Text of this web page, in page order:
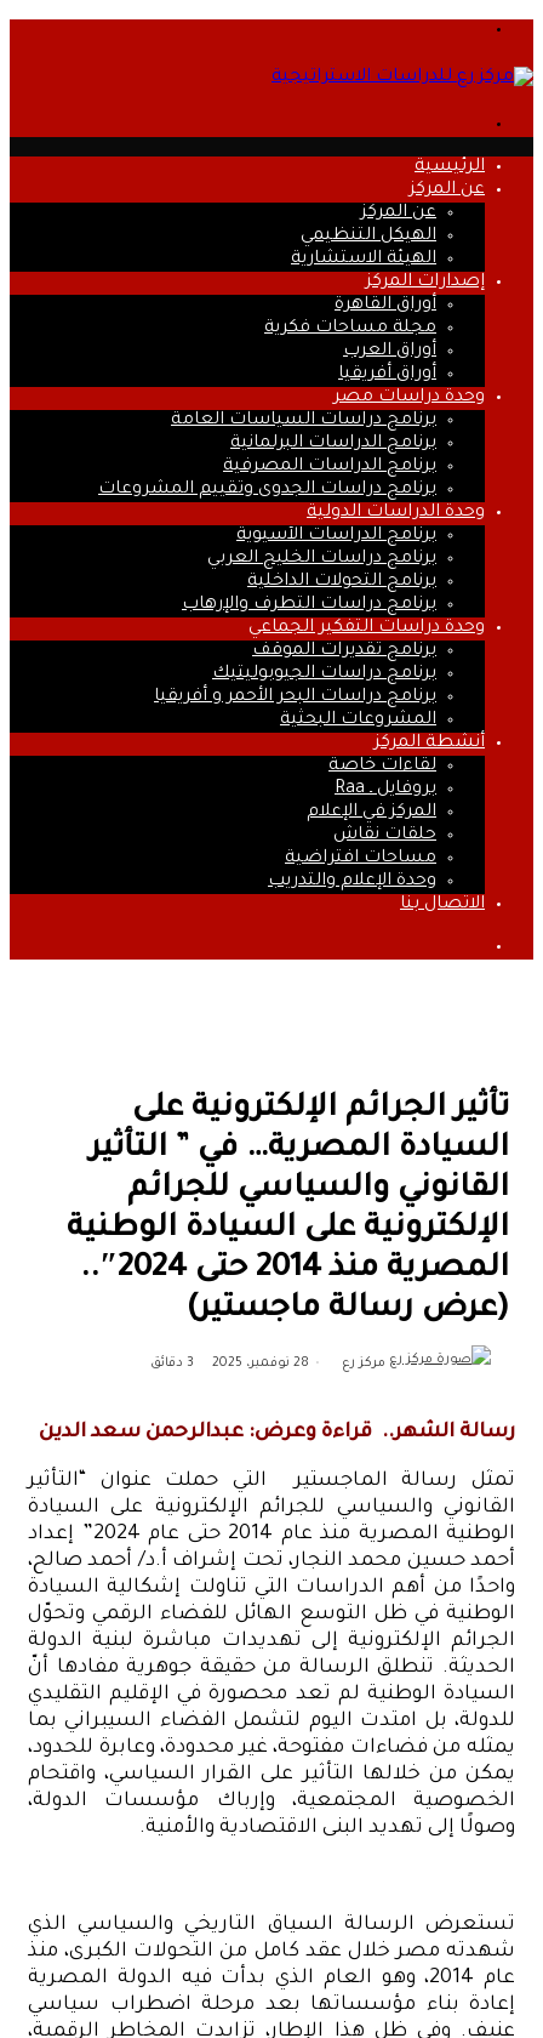
الرئيسية
عن المركز
عن المركز
الهيكل التنظيمي
الهيئة الاستشارية
إصدارات المركز
أوراق القاهرة
مجلة مساحات فكرية
أوراق العرب
أوراق أفريقيا
وحدة دراسات مصر
برنامج دراسات السياسات العامة
برنامج الدراسات البرلمانية
برنامج الدراسات المصرفية
برنامج دراسات الجدوى وتقييم المشروعات
وحدة الدراسات الدولية
برنامج الدراسات الآسيوية
برنامج دراسات الخليج العربي
برنامج التحولات الداخلية
برنامج دراسات التطرف والإرهاب
وحدة دراسات التفكير الجماعي
برنامج تقديرات الموقف
برنامج دراسات الجيوبوليتيك
برنامج دراسات البحر الأحمر و أفريقيا
المشروعات البحثية
أنشطة المركز
لقاءات خاصة
بروفايل ـ Raa
المركز في الإعلام
حلقات نقاش
مساحات افتراضية
وحدة الإعلام والتدريب
الاتصال بنا
تأثير الجرائم الإلكترونية على
السيادة المصرية… في ” التأثير
القانوني والسياسي للجرائم
الإلكترونية على السيادة الوطنية
المصرية منذ 2014 حتى 2024″..
(عرض رسالة ماجستير)
مركز رع
أرسل
إلكترونيا
28 نوفمبر، 2025
رسالة الشهر.. قراءة وعرض: عبدالرحمن سعد الدين
تمثل رسالة الماجستير التي حملت عنوان “التأثير
القانوني والسياسي للجرائم الإلكترونية على السيادة
الوطنية المصرية منذ عام 2014 حتى عام 2024” إعداد
أحمد حسين محمد النجار، تحت إشراف أ.د/ أحمد صالح،
واحدًا من أهم الدراسات التي تناولت إشكالية السيادة
الوطنية في ظل التوسع الهائل للفضاء الرقمي وتحوّل
الجرائم الإلكترونية إلى تهديدات مباشرة لبنية الدولة
الحديثة. تنطلق الرسالة من حقيقة جوهرية مفادها أنّ
السيادة الوطنية لم تعد محصورة في الإقليم التقليدي
للدولة، بل امتدت اليوم لتشمل الفضاء السيبراني بما
يمثله من فضاءات مفتوحة، غير محدودة، وعابرة للحدود،
يمكن من خلالها التأثير على القرار السياسي، واقتحام
الخصوصية المجتمعية، وإرباك مؤسسات الدولة،
وصولًا إلى تهديد البنى الاقتصادية والأمنية.
تستعرض الرسالة السياق التاريخي والسياسي الذي
شهدته مصر خلال عقد كامل من التحولات الكبرى، منذ
عام 2014، وهو العام الذي بدأت فيه الدولة المصرية
إعادة بناء مؤسساتها بعد مرحلة اضطراب سياسي
عنيف. وفي ظل هذا الإطار، تزايدت المخاطر الرقمية،